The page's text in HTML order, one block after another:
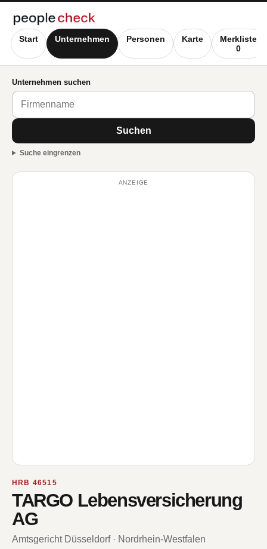
Start Unternehmen Personen Karte
Merkliste
0
Unternehmen suchen
Suchen
Suche eingrenzen
ANZEIGE
HRB 46515
TARGO Lebensversicherung
AG
Amtsgericht Düsseldorf · Nordrhein-Westfalen